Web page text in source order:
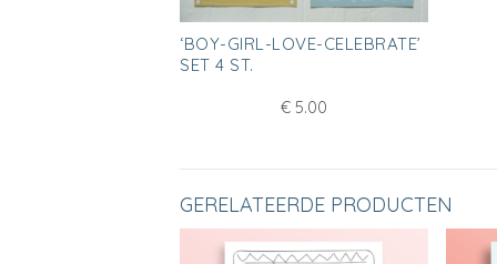
‘BOY-GIRL-LOVE-CELEBRATE’
SET 4 ST.
€ 5.00
GERELATEERDE PRODUCTEN